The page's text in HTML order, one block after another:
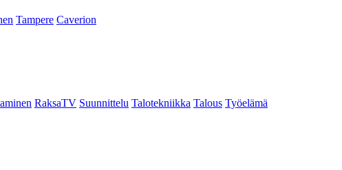
Tampere Caverion
RaksaTV Suunnittelu Talotekniikka Talous Työelämä